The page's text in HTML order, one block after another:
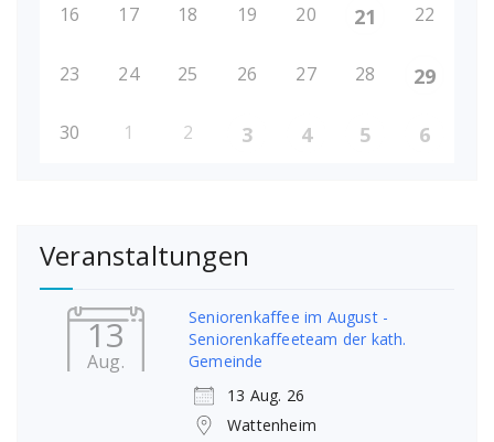
16 17 18 19 20 21 22
23 24 25 26 27 28 29
30 1 2 3 4 5 6
Veranstaltungen
13
Aug.
Seniorenkaffee im August -
Seniorenkaffeeteam der kath.
Gemeinde
13 Aug. 26
Wattenheim